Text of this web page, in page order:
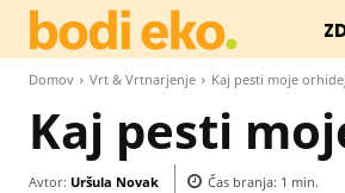
Domov Vrt & Vrtnarjenje Kaj pesti moje
Kaj pesti
Avtor: Uršula Novak Čas branja: 1 min.